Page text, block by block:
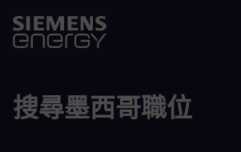
搜尋墨西哥職位